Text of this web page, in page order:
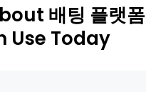
배팅 플랫폼
Use Today